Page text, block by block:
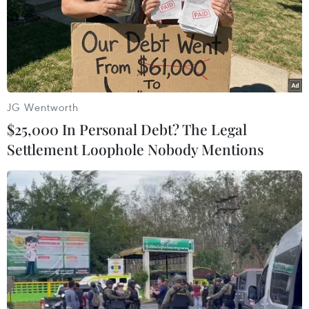
Làm sâu sắc hơn nữa quan hệ đối tác
chiến lược sâu rộng Việt-Nhật
19/10/2020 12:47
JG Wentworth
$25,000 In Personal Debt? The Legal
Settlement Loophole Nobody Mentions